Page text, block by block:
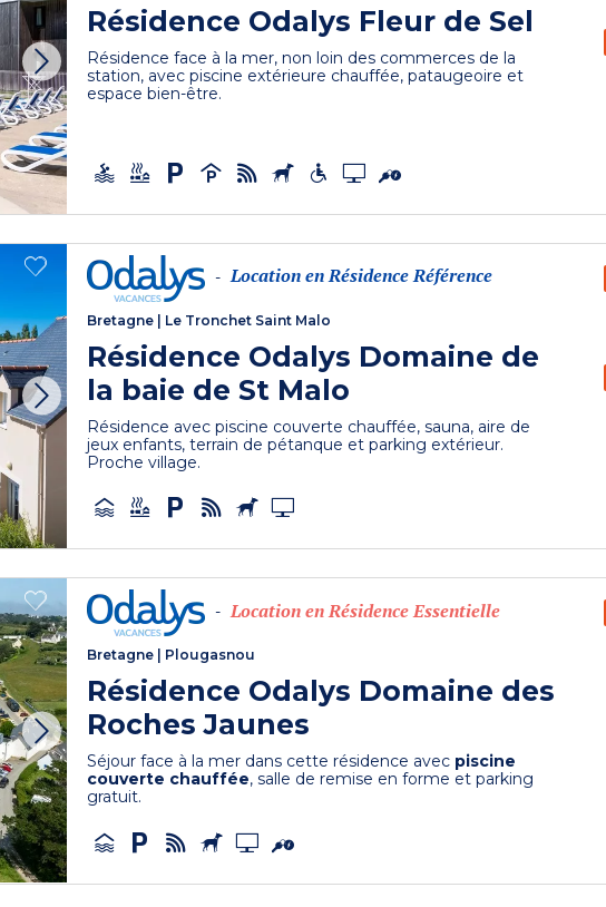
Résidence Odalys Fleur de Sel
Résidence face à la mer, non loin des commerces de la
station, avec piscine extérieure chauffée, pataugeoire et
espace bien-être.
- Location en Résidence Référence
Bretagne | Le Tronchet Saint Malo
Résidence Odalys Domaine de
la baie de St Malo
Résidence avec piscine couverte chauffée, sauna, aire de
jeux enfants, terrain de pétanque et parking extérieur.
Proche village.
- Location en Résidence Essentielle
Bretagne Plougasnou
Résidence Odalys Domaine des
Roches Jaunes
Séjour face à la mer dans cette résidence avec piscine
couverte chauffée, salle de remise en forme et parking
gratuit.